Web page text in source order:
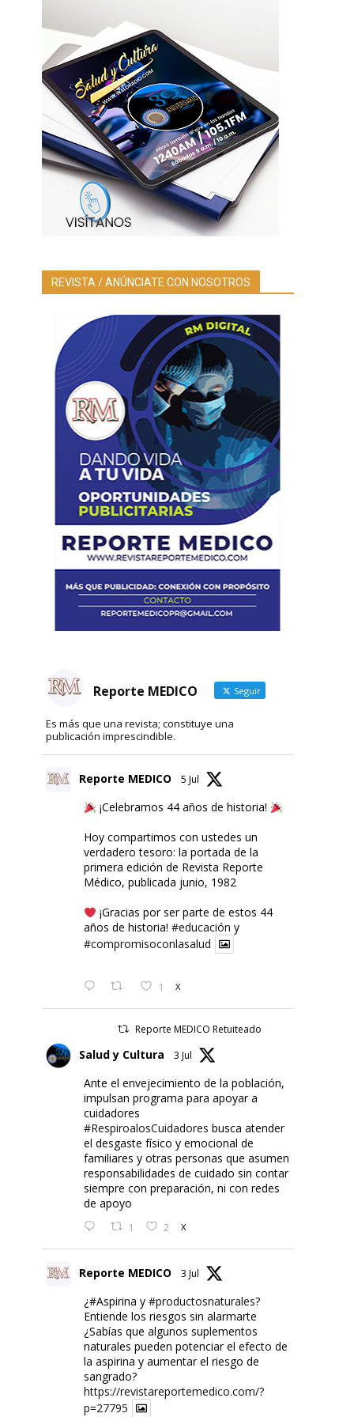
REVISTA / ANÚNCIATE CON NOSOTROS
Reporte MEDICO Seguir
Es más que una revista; constituye una
publicación imprescindible.
Reporte MEDICO 5 Jul
¡Celebramos 44 años de historia!
Hoy compartimos con ustedes un
verdadero tesoro: la portada de la
primera edición de Revista Reporte
Médico, publicada junio, 1982
¡Gracias por ser parte de estos 44
años de historia! #educación y
#compromisoconlasalud
1 X
Reporte MEDICO Retuiteado
Salud y Cultura 3 Jul
Ante el envejecimiento de la población,
impulsan programa para apoyar a
cuidadores
#RespiroalosCuidadores busca atender
el desgaste físico y emocional de
familiares y otras personas que asumen
responsabilidades de cuidado sin contar
siempre con preparación, ni con redes
de apoyo
1 2 X
Reporte MEDICO 3 Jul
¿#Aspirina y #productosnaturales?
Entiende los riesgos sin alarmarte
¿Sabías que algunos suplementos
naturales pueden potenciar el efecto de
la aspirina y aumentar el riesgo de
sangrado?
https://revistareportemedico.com/?
p=27795